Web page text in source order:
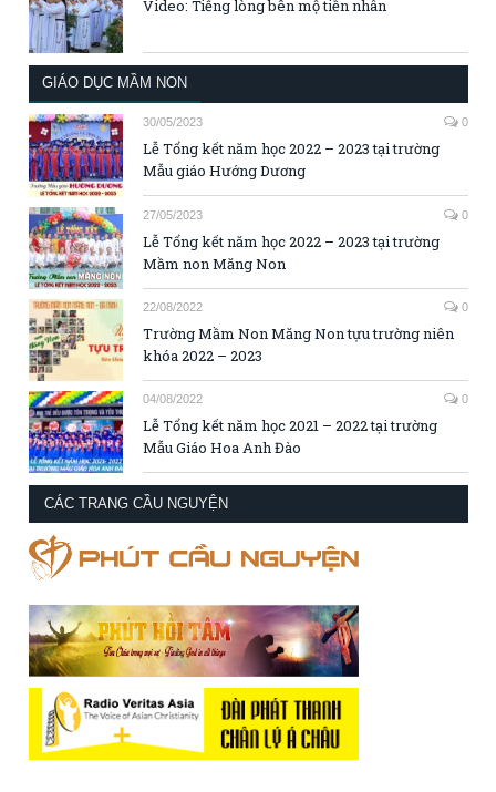
Video: Tiếng lòng bên mộ tiền nhân
GIÁO DỤC MẦM NON
30/05/2023 0
Lễ Tổng kết năm học 2022 – 2023 tại trường
Mẫu giáo Hướng Dương
27/05/2023 0
Lễ Tổng kết năm học 2022 – 2023 tại trường
Mầm non Măng Non
22/08/2022 0
Trường Mầm Non Măng Non tựu trường niên
khóa 2022 – 2023
04/08/2022 0
Lễ Tổng kết năm học 2021 – 2022 tại trường
Mẫu Giáo Hoa Anh Đào
CÁC TRANG CẦU NGUYỆN